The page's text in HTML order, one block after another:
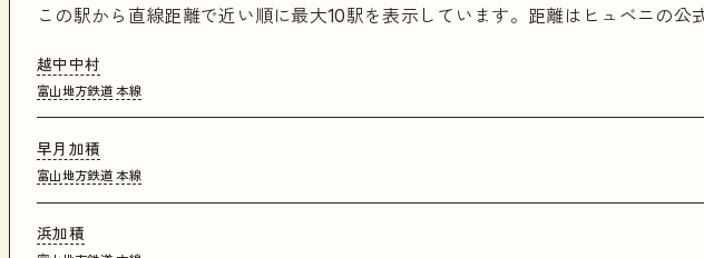
この駅から直線距離で近い順に最大10駅を表示しています。距離はヒュベニの公
越中中村
富山地方鉄道 本線
早月加積
富山地方鉄道 本線
浜加積